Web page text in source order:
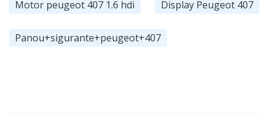
Motor peugeot 407 1.6 hdi Display Peugeot 407
Panou+sigurante+peugeot+407